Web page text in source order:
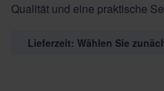
Qualität und eine praktische
Lieferzeit: Wählen Sie